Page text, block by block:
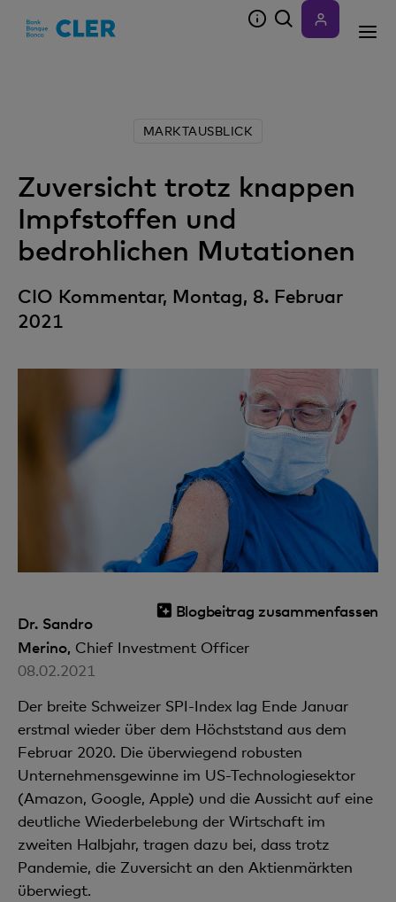
MARKTAUSBLICK
Zuversicht trotz knappen
Impfstoffen und
bedrohlichen Mutationen
CIO Kommentar, Montag, 8. Februar
2021
Blogbeitrag zusammenfassen
Dr. Sandro
Merino, Chief Investment Officer
08.02.2021
Der breite Schweizer SPI-Index lag Ende Januar
erstmal wieder über dem Höchststand aus dem
Februar 2020. Die überwiegend robusten
Unternehmensgewinne im US-Technologiesektor
(Amazon, Google, Apple) und die Aussicht auf eine
deutliche Wiederbelebung der Wirtschaft im
zweiten Halbjahr, tragen dazu bei, dass trotz
Pandemie, die Zuversicht an den Aktienmärkten
überwiegt.